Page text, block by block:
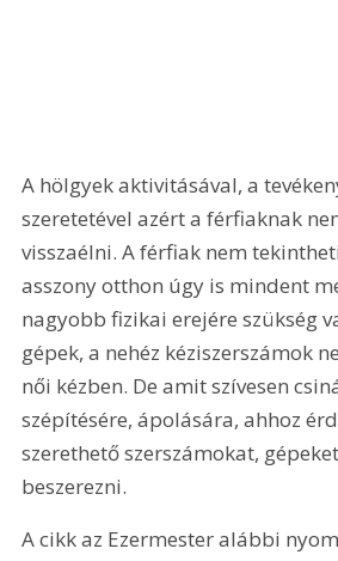
A hölgyek aktivitásával, a
szeretetével azért a férfiaknak
visszaélni. A férfiak nem
asszony otthon úgy is mindent
nagyobb fizikai erejére szükség
gépek, a nehéz kéziszerszámok
női kézben. De amit szívesen
szépítésére, ápolására, ahhoz
szerethető szerszámokat,
beszerezni.
A cikk az Ezermester alábbi